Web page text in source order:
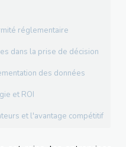
réglementaire
dans la prise de décision
des données
et ROI
et l'avantage compétitif